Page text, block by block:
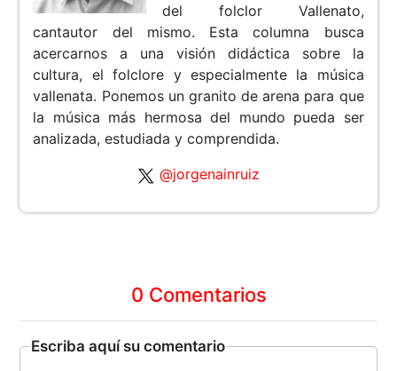
del folclor Vallenato,
cantautor del mismo. Esta columna busca
acercarnos a una visión didáctica sobre la
cultura, el folclore y especialmente la música
vallenata. Ponemos un granito de arena para que
la música más hermosa del mundo pueda ser
analizada, estudiada y comprendida.
@jorgenainruiz
0 Comentarios
Escriba aquí su comentario